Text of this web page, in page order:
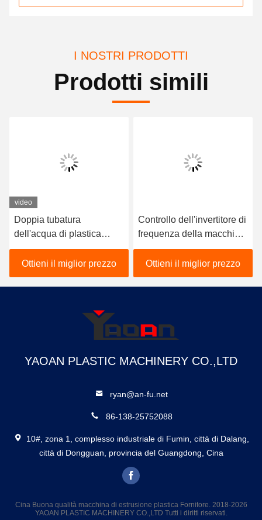
I NOSTRI PRODOTTI
Prodotti simili
video
Doppia tubatura
dell'acqua di plastica
dell'estrusore a vite che fa
macchina, linea
dell'estrusione del tubo
del PVC
Ottieni il miglior prezzo
Controllo dell'invertitore di
frequenza della macchina
di estrusione di tubi
trasparenti ad alta
efficienza PC
Ottieni il miglior prezzo
YAOAN PLASTIC MACHINERY CO.,LTD
ryan@an-fu.net
86-138-25752088
10#, zona 1, complesso industriale di Fumin, città di Dalang,
città di Dongguan, provincia del Guangdong, Cina
Cina Buona qualità macchina di estrusione plastica Fornitore. 2018-2026
YAOAN PLASTIC MACHINERY CO.,LTD Tutti i diritti riservati.